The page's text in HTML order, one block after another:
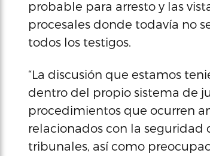
probable para arresto y las
procesales donde todavía no
todos los testigos.
“La discusión que estamos
dentro del propio sistema de
procedimientos que ocurren
relacionados con la seguridad
tribunales, así como